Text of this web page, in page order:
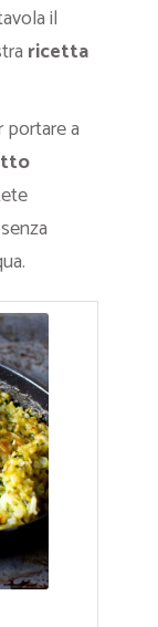
il
ricetta
portare a
senza